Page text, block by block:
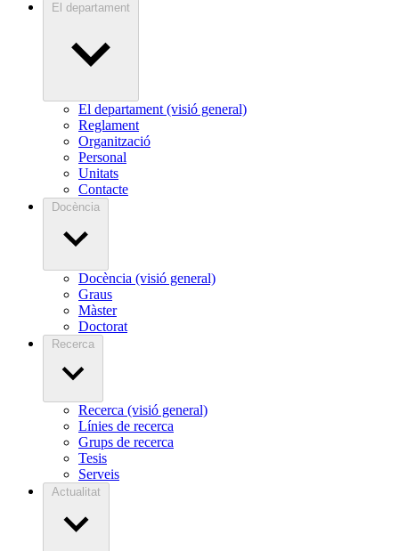
El departament
El departament (visió general)
Reglament
Organització
Personal
Unitats
Contacte
Docència
Docència (visió general)
Graus
Màster
Doctorat
Recerca
Recerca (visió general)
Línies de recerca
Grups de recerca
Tesis
Serveis
Actualitat